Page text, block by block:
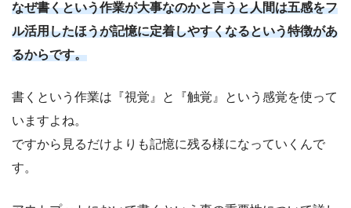
なぜ書くという作業が大事なのかと言うと人間は五感をフ
ル活用したほうが記憶に定着しやすくなるという特徴があ
るからです。
書くという作業は『視覚』と『触覚』という感覚を使って
いますよね。
ですから見るだけよりも記憶に残る様になっていくんで
す。